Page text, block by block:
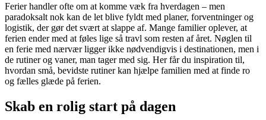
Ferier handler ofte om at komme væk fra hverdagen – men
paradoksalt nok kan de let blive fyldt med planer, forventninger og
logistik, der gør det svært at slappe af. Mange familier oplever, at
ferien ender med at føles lige så travl som resten af året. Nøglen til
en ferie med nærvær ligger ikke nødvendigvis i destinationen, men i
de rutiner og vaner, man tager med sig. Her får du inspiration til,
hvordan små, bevidste rutiner kan hjælpe familien med at finde ro
og fælles glæde på ferien.
Skab en rolig start på dagen